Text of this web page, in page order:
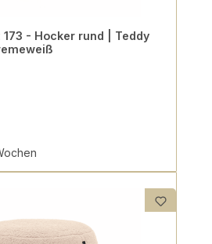
- Hocker rund | Teddy